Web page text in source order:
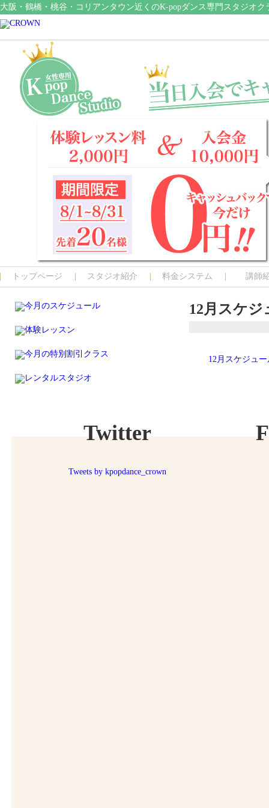
大阪・鶴橋・桃谷・コリアンタウン近くのK-popダンス専門スタジオク
トップページ スタジオ紹介 料金システム 講師
12月スケジ
12月スケジュー
Twitter
Tweets by kpopdance_crown